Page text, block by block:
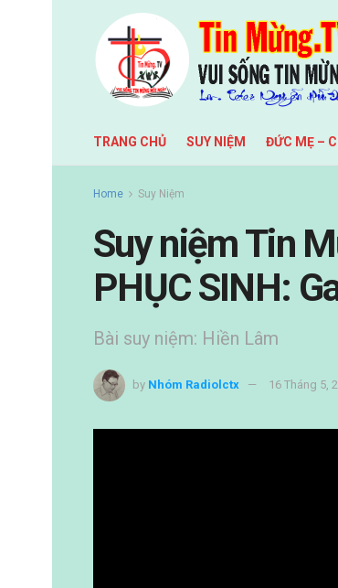
TRANG CHỦ SUY NIỆM ĐỨC MẸ –
Home Suy Niệm
Suy niệm Tin
PHỤC SINH:
Bài suy niệm: Hiền Lâm
by Nhóm Radiolctx 16 Tháng 5,